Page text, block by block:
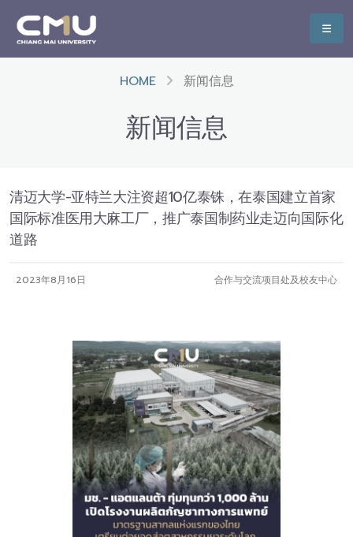
HOME 新闻信息
新闻信息
清迈大学-亚特兰大注资超10亿泰铢，在泰国建立首家
国际标准医用大麻工厂，推广泰国制药业走迈向国际化
道路
2023年8月16日 合作与交流项目处及校友中心